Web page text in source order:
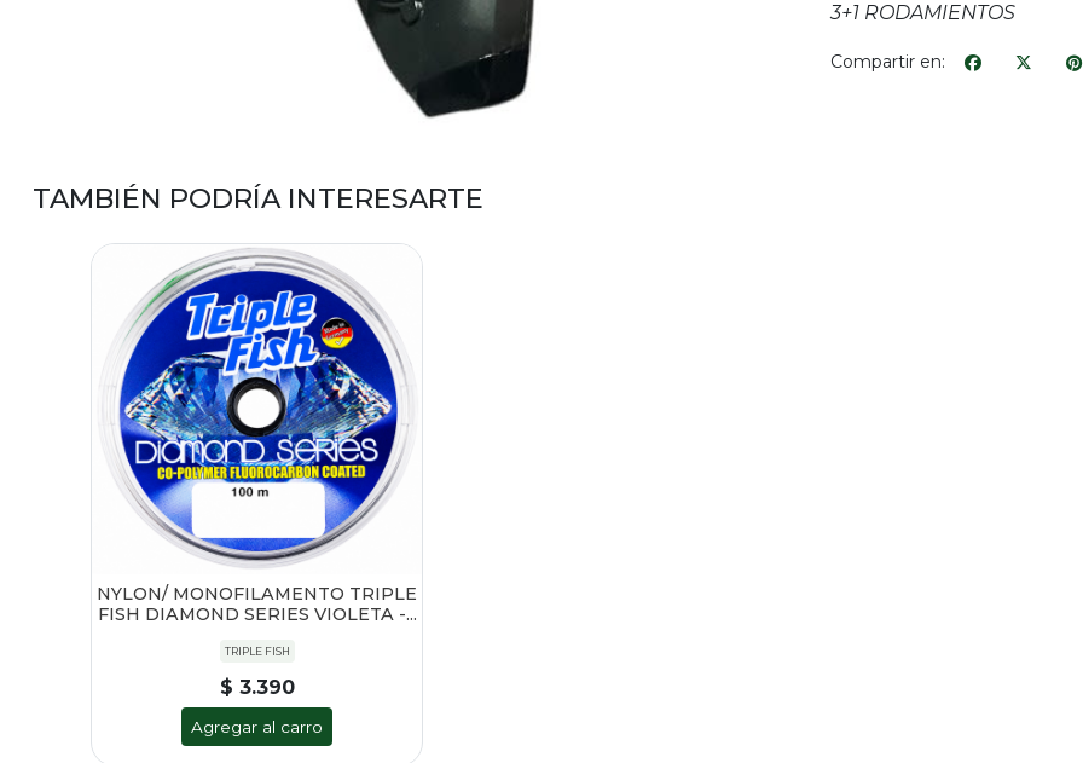
3+1 RODAMIENTOS
Compartir en:
TAMBIÉN PODRÍA INTERESARTE
NYLON/ MONOFILAMENTO TRIPLE
FISH DIAMOND SERIES VIOLETA -...
TRIPLE FISH
$ 3.390
Agregar al carro